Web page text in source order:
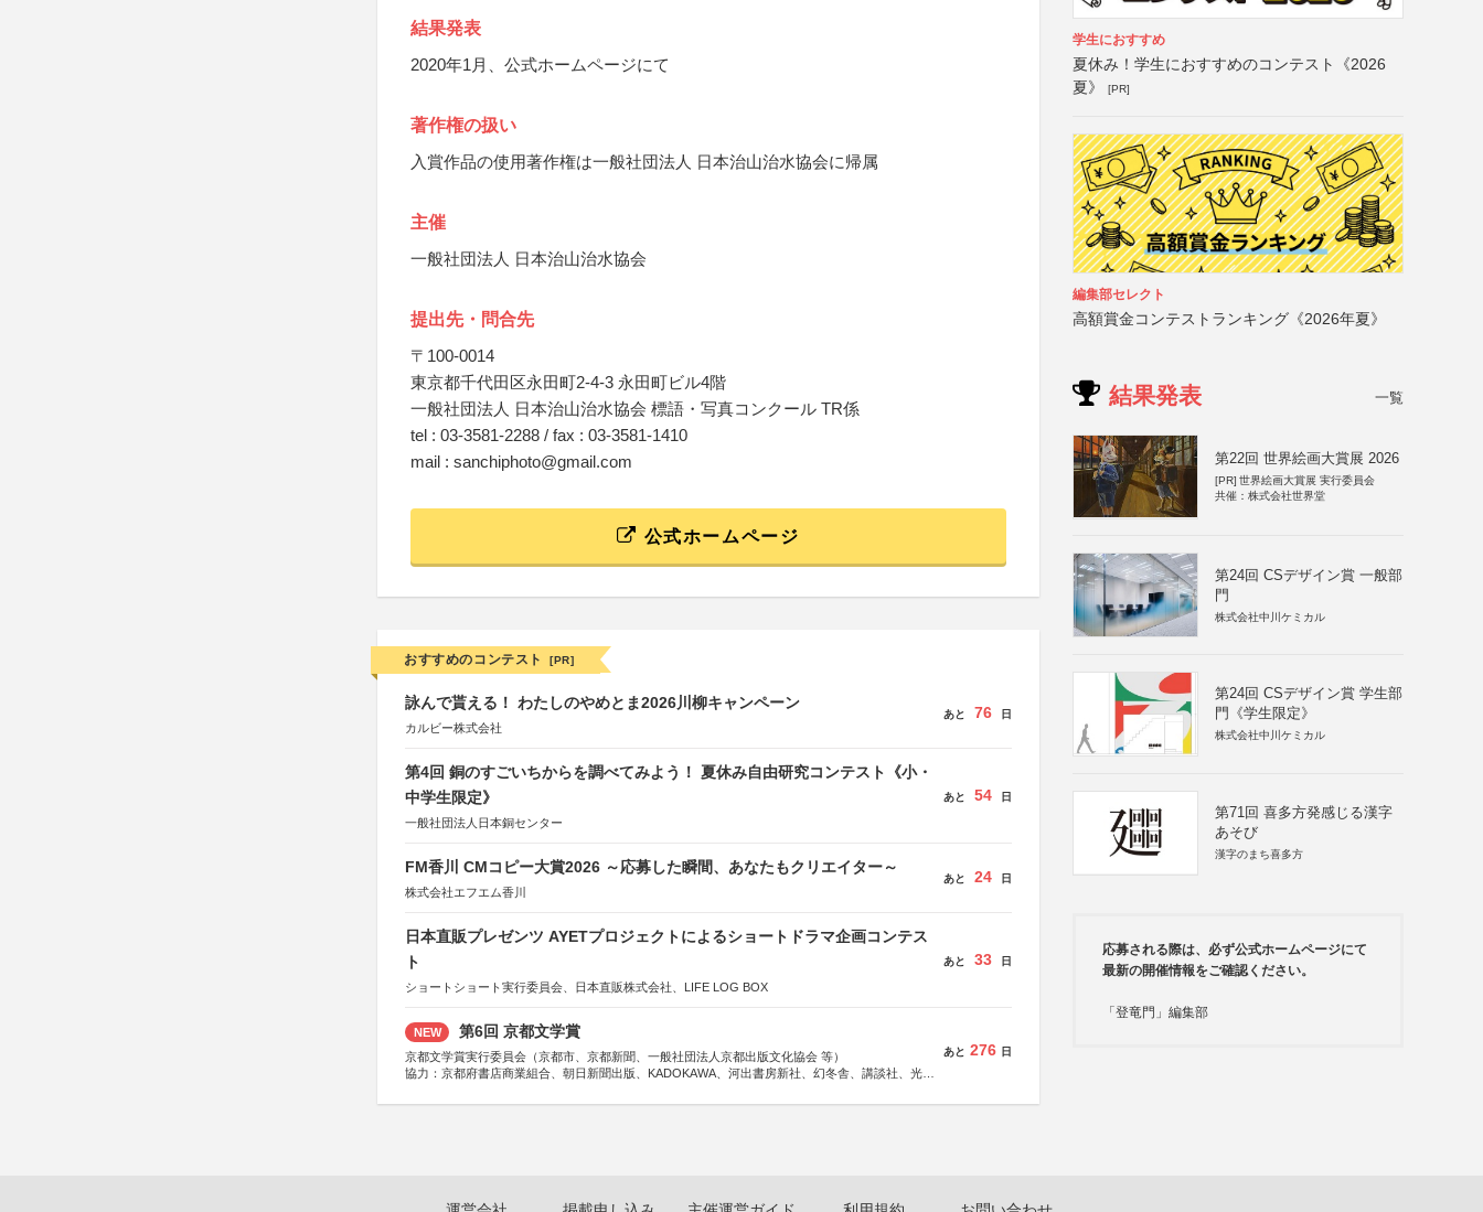
結果発表
2020年1月、公式ホームページにて
著作権の扱い
入賞作品の使用著作権は一般社団法人 日本治山治水協会に帰属
主催
一般社団法人 日本治山治水協会
提出先・問合先
〒100-0014
東京都千代田区永田町2-4-3 永田町ビル4階
一般社団法人 日本治山治水協会 標語・写真コンクール TR係
tel : 03-3581-2288 / fax : 03-3581-1410
mail : sanchiphoto@gmail.com
公式ホームページ
おすすめのコンテスト [PR]
詠んで貰える！ わたしのやめとま2026川柳キャンペーン
カルビー株式会社
あと 76 日
第4回 銅のすごいちからを調べてみよう！ 夏休み自由研究コンテスト《小・
中学生限定》
一般社団法人日本銅センター
あと 54 日
FM香川 CMコピー大賞2026 ～応募した瞬間、あなたもクリエイター～
株式会社エフエム香川
あと 24 日
日本直販プレゼンツ AYETプロジェクトによるショートドラマ企画コンテス
ト
ショートショート実行委員会、日本直販株式会社、LIFE LOG BOX
あと 33 日
NEW 第6回 京都文学賞
京都文学賞実行委員会（京都市、京都新聞、一般社団法人京都出版文化協会 等）
協力：京都府書店商業組合、朝日新聞出版、KADOKAWA、河出書房新社、幻冬舎、講談社、光文
研究所、双葉社、文藝春秋、ポプラ社、毎日新聞出版
あと 276 日
学生におすすめ
夏休み！学生におすすめのコンテスト《2026
夏》
[PR]
編集部セレクト
高額賞金コンテストランキング《2026年夏》
結果発表 一覧
第22回 世界絵画大賞展 2026
[PR] 世界絵画大賞展 実行委員会
共催：株式会社世界堂
第24回 CSデザイン賞 一般部
門
株式会社中川ケミカル
第24回 CSデザイン賞 学生部
門《学生限定》
株式会社中川ケミカル
第71回 喜多方発感じる漢字
あそび
漢字のまち喜多方
応募される際は、必ず公式ホームページにて
最新の開催情報をご確認ください。
「登竜門」編集部